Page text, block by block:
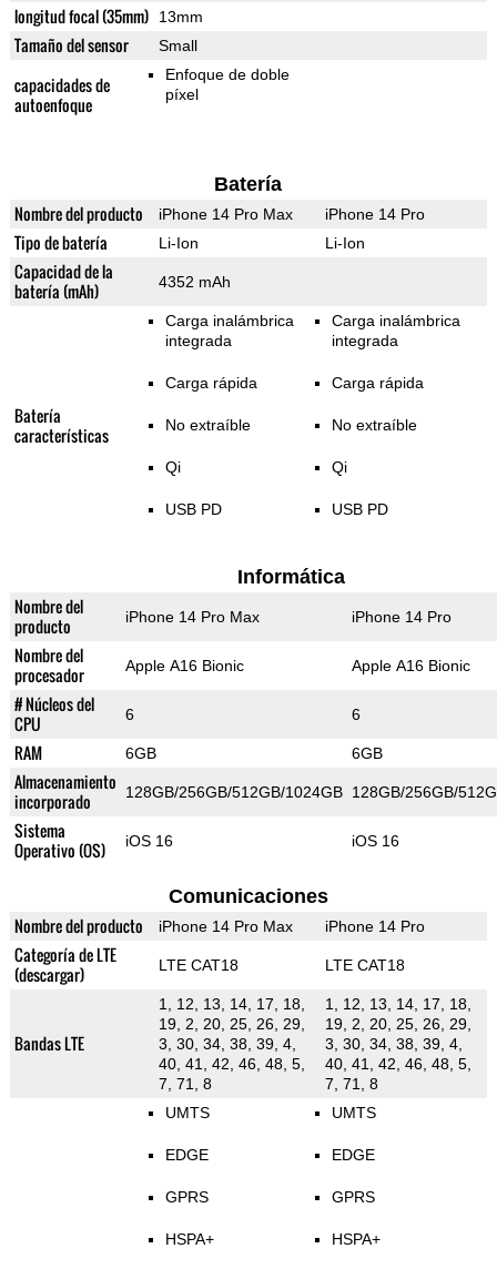
longitud focal (35mm) 13mm
Tamaño del sensor Small
capacidades de
autoenfoque
Enfoque de doble
píxel
Batería
Nombre del producto iPhone 14 Pro Max iPhone 14 Pro
Tipo de batería Li-Ion Li-Ion
Capacidad de la
batería (mAh)
4352 mAh
Batería
características
Carga inalámbrica
integrada
Carga rápida
No extraíble
Qi
USB PD
Carga inalámbrica
integrada
Carga rápida
No extraíble
Qi
USB PD
Informática
Nombre del
producto
iPhone 14 Pro Max iPhone 14 Pro
Nombre del
procesador
Apple A16 Bionic Apple A16 Bionic
# Núcleos del
CPU
6 6
RAM 6GB 6GB
Almacenamiento
incorporado
128GB/256GB/512GB/1024GB 128GB/256GB/
Sistema
Operativo (OS)
iOS 16 iOS 16
Comunicaciones
Nombre del producto iPhone 14 Pro Max iPhone 14 Pro
Categoría de LTE
(descargar)
LTE CAT18 LTE CAT18
Bandas LTE
1, 12, 13, 14, 17, 18,
19, 2, 20, 25, 26, 29,
3, 30, 34, 38, 39, 4,
40, 41, 42, 46, 48, 5,
7, 71, 8
1, 12, 13, 14, 17, 18,
19, 2, 20, 25, 26, 29,
3, 30, 34, 38, 39, 4,
40, 41, 42, 46, 48, 5,
7, 71, 8
UMTS
EDGE
GPRS
HSPA+
UMTS
EDGE
GPRS
HSPA+